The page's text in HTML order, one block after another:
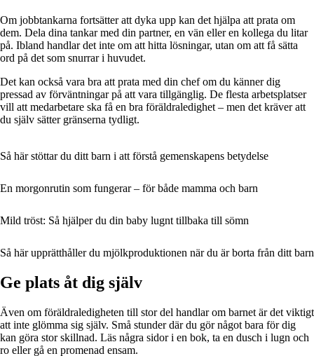
Om jobbtankarna fortsätter att dyka upp kan det hjälpa att prata om
dem. Dela dina tankar med din partner, en vän eller en kollega du litar
på. Ibland handlar det inte om att hitta lösningar, utan om att få sätta
ord på det som snurrar i huvudet.
Det kan också vara bra att prata med din chef om du känner dig
pressad av förväntningar på att vara tillgänglig. De flesta arbetsplatser
vill att medarbetare ska få en bra föräldraledighet – men det kräver att
du själv sätter gränserna tydligt.
Så här stöttar du ditt barn i att förstå gemenskapens betydelse
En morgonrutin som fungerar – för både mamma och barn
Mild tröst: Så hjälper du din baby lugnt tillbaka till sömn
Så här upprätthåller du mjölkproduktionen när du är borta från ditt barn
Ge plats åt dig själv
Även om föräldraledigheten till stor del handlar om barnet är det viktigt
att inte glömma sig själv. Små stunder där du gör något bara för dig
kan göra stor skillnad. Läs några sidor i en bok, ta en dusch i lugn och
ro eller gå en promenad ensam.